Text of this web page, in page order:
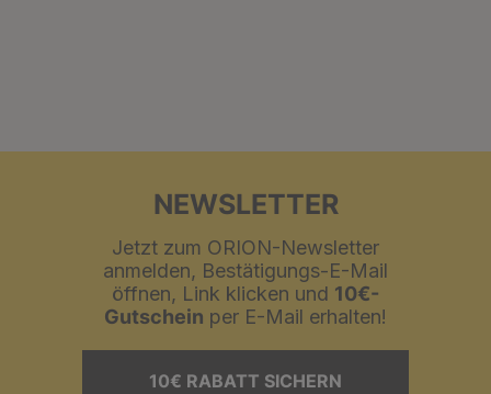
NEWSLETTER
Jetzt zum ORION-Newsletter
anmelden, Bestätigungs-E-Mail
öffnen, Link klicken und 10€-
Gutschein per E-Mail erhalten!
10€ RABATT SICHERN